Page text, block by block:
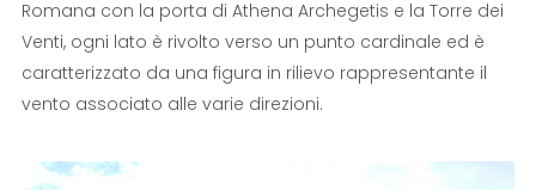
Romana con la porta di Athena Archegetis e la Torre dei
Venti, ogni lato è rivolto verso un punto cardinale ed è
caratterizzato da una figura in rilievo rappresentante il
vento associato alle varie direzioni.